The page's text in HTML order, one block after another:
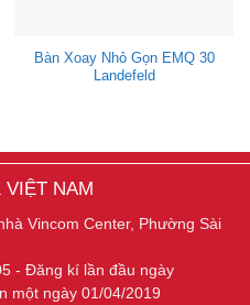
Bàn Xoay Nhỏ Gọn EMQ 30
Landefeld
VIỆT NAM
Vincom Center, Phường Sài
- Đăng kí lần đầu ngày
một ngày 01/04/2019